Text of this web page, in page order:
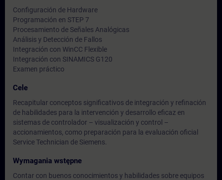
Configuración de Hardware
Programación en STEP 7
Procesamiento de Señales Analógicas
Análisis y Detección de Fallos
Integración con WinCC Flexible
Integración con SINAMICS G120
Examen práctico
Cele
Recapitular conceptos significativos de integración y refinación
de habilidades para la intervención y desarrollo eficaz en
sistemas de controlador – visualización y control –
accionamientos, como preparación para la evaluación oficial
Service Technician de Siemens.
Wymagania wstępne
Contar con buenos conocimientos y habilidades sobre equipos